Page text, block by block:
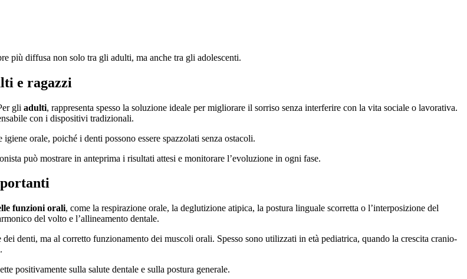
più diffusa non solo tra gli adulti, ma anche tra gli adolescenti.
e ragazzi
gli adulti, rappresenta spesso la soluzione ideale per migliorare il sorriso senza interferire con la vita sociale o lavorativa.
con i dispositivi tradizionali.
orale, poiché i denti possono essere spazzolati senza ostacoli.
può mostrare in anteprima i risultati attesi e monitorare l’evoluzione in ogni fase.
funzioni orali, come la respirazione orale, la deglutizione atipica, la postura linguale scorretta o l’interposizione del
del volto e l’allineamento dentale.
denti, ma al corretto funzionamento dei muscoli orali. Spesso sono utilizzati in età pediatrica, quando la crescita cranio-
positivamente sulla salute dentale e sulla postura generale.